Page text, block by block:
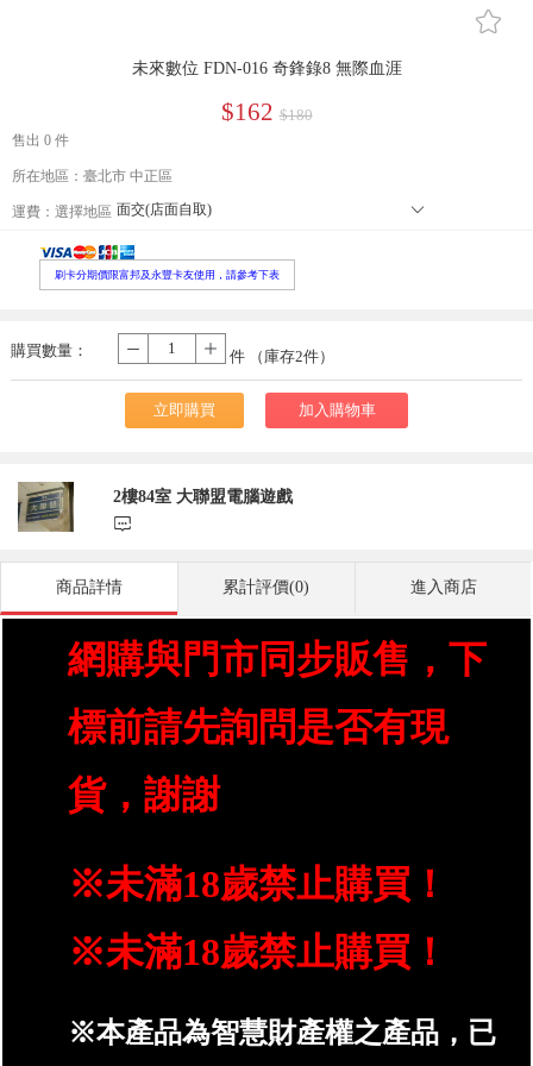
󰄔
未來數位 FDN-016 奇鋒錄8 無際血涯
$162 $180
售出 0 件
所在地區：臺北市 中正區
運費： 選擇地區 面交(店面自取) 󰄘
郵寄小包裹
外島郵寄宅配
便利店取貨 寄送尺寸長寬高105cm以內，最長邊45cm以內、重量5
刷卡分期價限富邦及永豐卡友使用，請參考下表
購買數量：
- 件 （庫存2件）
立即購買 加入購物車
2樓84室 大聯盟電腦遊戲
󰃨
商品詳情 累計評價(0) 進入商店
網購與門市同步販售，下
標前請先詢問是否有現
貨，謝謝
※未滿18歲禁止購買！
※未滿18歲禁止購買！
※本產品為智慧財產權之產品，已